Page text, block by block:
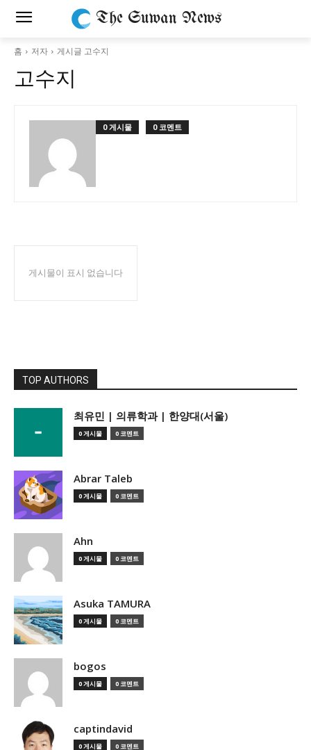
The Suwan News
홈 저자 게시글 고수지
고수지
0 게시물 0 코멘트
게시물이 표시 없습니다
TOP AUTHORS
­최유민 | 의류학과 | 한양대(서울)
0 게시물 0 코멘트
Abrar Taleb
0 게시물 0 코멘트
Ahn
0 게시물 0 코멘트
Asuka TAMURA
0 게시물 0 코멘트
bogos
0 게시물 0 코멘트
captindavid
0 게시물 0 코멘트